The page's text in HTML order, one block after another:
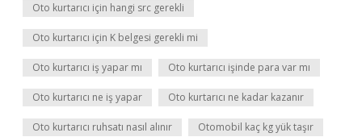
Oto kurtarıcı için hangi src gerekli
Oto kurtarıcı için K belgesi gerekli mi
Oto kurtarıcı iş yapar mı Oto kurtarıcı işinde para var mı
Oto kurtarıcı ne iş yapar Oto kurtarıcı ne kadar kazanır
Oto kurtarıcı ruhsatı nasıl alınır Otomobil kaç kg yük taşır